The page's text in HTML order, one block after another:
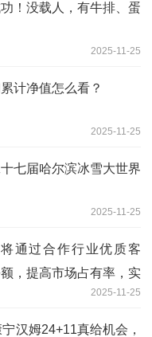
！没载人，有牛排、蛋
2025-11-25
计净值怎么看？
2025-11-25
七届哈尔滨冰雪大世界
2025-11-25
通过合作行业优质客
，提高市场占有率，实
2025-11-25
汉姆24+11真给机会，